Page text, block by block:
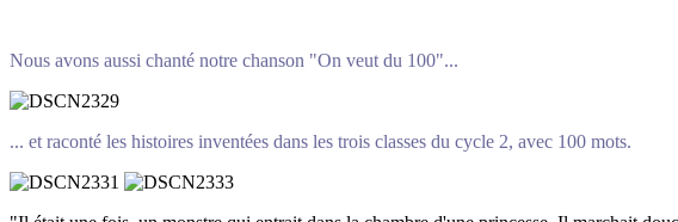
Nous avons aussi chanté notre chanson "On veut du 100"...
... et raconté les histoires inventées dans les trois classes du cycle 2, avec 100 mots.